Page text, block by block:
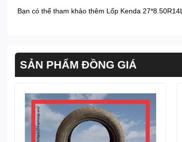
Bạn có thể tham khảo thêm Lốp Kenda
SẢN PHẨM ĐỒNG GIÁ